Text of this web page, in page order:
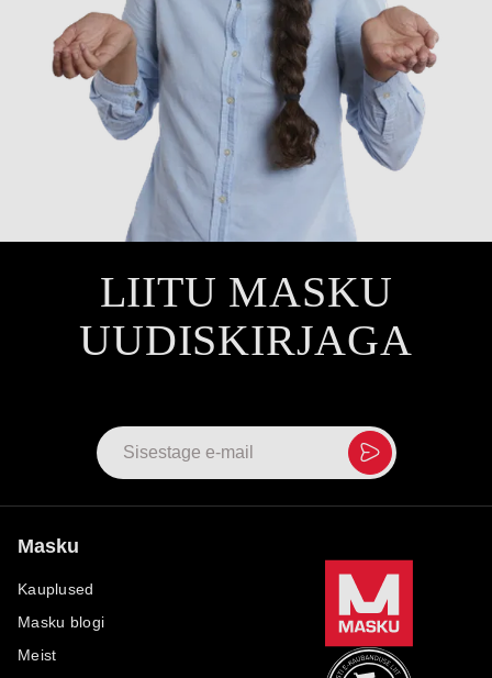
LIITU MASKU
UUDISKIRJAGA
Masku
Kauplused
Masku blogi
Meist